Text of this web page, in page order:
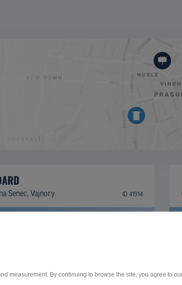
measurement. By continuing to browse the site, you agree to
Senec, Vajnory ID 41914